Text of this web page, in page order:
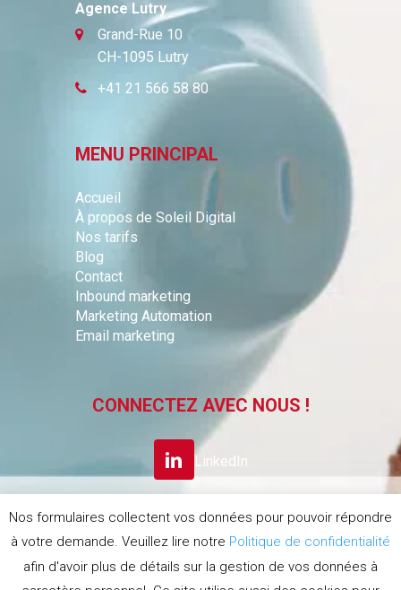
Agence Lutry
Grand-Rue 10
CH-1095 Lutry
+41 21 566 58 80
MENU PRINCIPAL
Accueil
À propos de Soleil Digital
Nos tarifs
Blog
Contact
Inbound marketing
Marketing Automation
Email marketing
CONNECTEZ AVEC NOUS !
LinkedIn
S’INSCRIRE A LA
NEWSLETTER
Nos formulaires collectent vos données pour pouvoir répondre
à votre demande. Veuillez lire notre Politique de confidentialité
afin d'avoir plus de détails sur la gestion de vos données à